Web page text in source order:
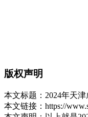
版权声明
本文标题： 2024年天
本文链接： https://